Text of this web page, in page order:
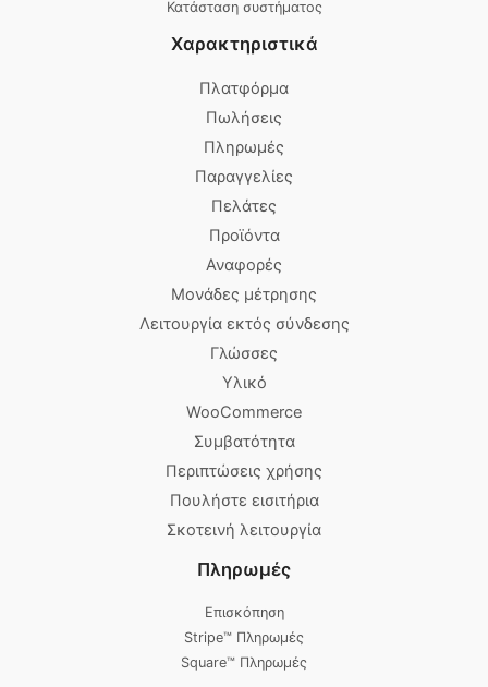
Κατάσταση συστήματος
Χαρακτηριστικά
Πλατφόρμα
Πωλήσεις
Πληρωμές
Παραγγελίες
Πελάτες
Προϊόντα
Αναφορές
Μονάδες μέτρησης
Λειτουργία εκτός σύνδεσης
Γλώσσες
Υλικό
WooCommerce
Συμβατότητα
Περιπτώσεις χρήσης
Πουλήστε εισιτήρια
Σκοτεινή λειτουργία
Πληρωμές
Επισκόπηση
Stripe™ Πληρωμές
Square™ Πληρωμές